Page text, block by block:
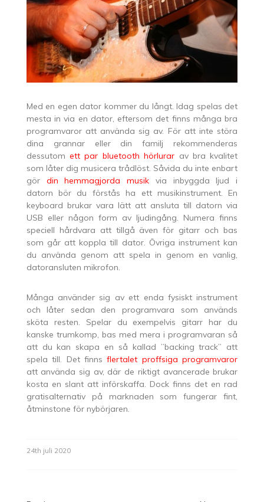
Med en egen dator kommer du långt. Idag spelas det
mesta in via en dator, eftersom det finns många bra
programvaror att använda sig av. För att inte störa
dina grannar eller din familj rekommenderas
dessutomett par bluetooth hörlurar av bra kvalitet
som låter dig musicera trådlöst. Såvida du inte enbart
gör din hemmagjorda musik via inbyggda ljud i
datorn bör du förstås ha ett musikinstrument. En
keyboard brukar vara lätt att ansluta till datorn via
USB eller någon form av ljudingång. Numera finns
speciell hårdvara att tillgå även för gitarr och bas
som går att koppla till dator. Övriga instrument kan
du använda genom att spela in genom en vanlig,
datoransluten mikrofon.
Många använder sig av ett enda fysiskt instrument
och låter sedan den programvara som används
sköta resten. Spelar du exempelvis gitarr har du
kanske trumkomp, bas med mera i programvaran så
att du kan skapa en så kallad ”backing track” att
spela till. Det finnsflertalet proffsiga programvaror
att använda sig av, där de riktigt avancerade brukar
kosta en slant att införskaffa. Dock finns det en rad
gratisalternativ på marknaden som fungerar fint,
åtminstone för nybörjaren.
24th juli 2020